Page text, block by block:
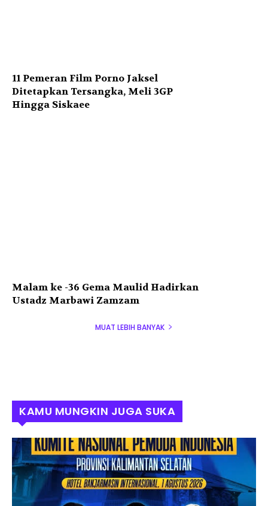
11 Pemeran Film Porno Jaksel
Ditetapkan Tersangka, Meli 3GP
Hingga Siskaee
Malam ke -36 Gema Maulid Hadirkan
Ustadz Marbawi Zamzam
MUAT LEBIH BANYAK
KAMU MUNGKIN JUGA SUKA